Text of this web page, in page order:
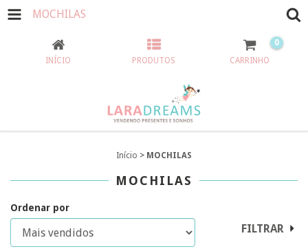
MOCHILAS
INÍCIO PRODUTOS CARRINHO
0
Início > MOCHILAS
MOCHILAS
Ordenar por
FILTRAR